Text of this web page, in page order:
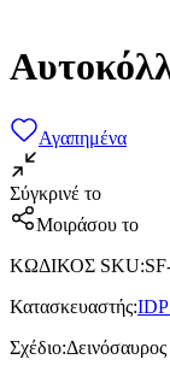
Αγαπημένα
Σύγκρινέ το
Μοιράσου το
ΚΩΔΙΚΟΣ SKU:
Κατασκευαστής:IDP
Σχέδιο:Δεινόσαυρος